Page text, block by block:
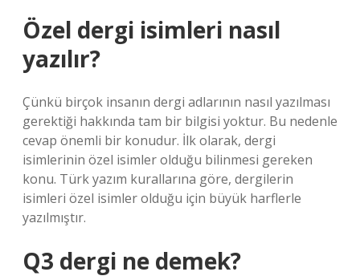
Özel dergi isimleri nasıl
yazılır?
Çünkü birçok insanın dergi adlarının nasıl yazılması
gerektiği hakkında tam bir bilgisi yoktur. Bu nedenle
cevap önemli bir konudur. İlk olarak, dergi
isimlerinin özel isimler olduğu bilinmesi gereken
konu. Türk yazım kurallarına göre, dergilerin
isimleri özel isimler olduğu için büyük harflerle
yazılmıştır.
Q3 dergi ne demek?